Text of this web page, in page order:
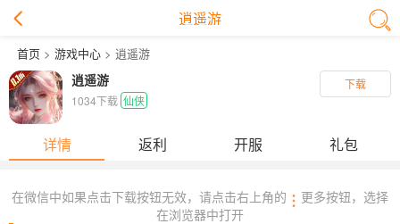
逍遥游
首页> 游戏中心> 逍遥游
下载
逍遥游
1034下载 仙侠
详情 返利 开服 礼包
在微信中如果点击下载按钮无效，请点击右上角的
更多按钮，选择
在浏览器中打开